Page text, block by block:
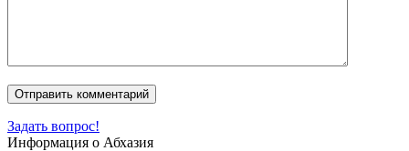
Задать вопрос!
Информация о Абхазия